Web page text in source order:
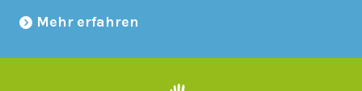
Mehr erfahren